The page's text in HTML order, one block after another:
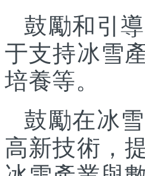
鼓勵和引
于支持冰雪
培養等。
鼓勵在冰
高新技術，